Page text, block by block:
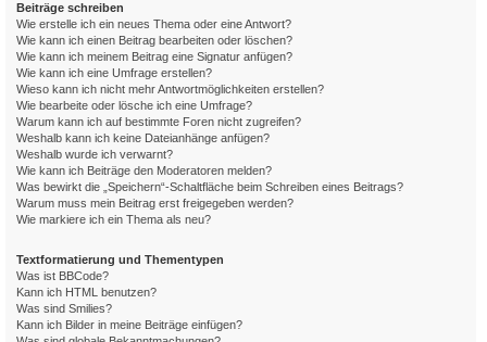
Beiträge schreiben
Wie erstelle ich ein neues Thema oder eine Antwort?
Wie kann ich einen Beitrag bearbeiten oder löschen?
Wie kann ich meinem Beitrag eine Signatur anfügen?
Wie kann ich eine Umfrage erstellen?
Wieso kann ich nicht mehr Antwortmöglichkeiten erstellen?
Wie bearbeite oder lösche ich eine Umfrage?
Warum kann ich auf bestimmte Foren nicht zugreifen?
Weshalb kann ich keine Dateianhänge anfügen?
Weshalb wurde ich verwarnt?
Wie kann ich Beiträge den Moderatoren melden?
Was bewirkt die „Speichern“-Schaltfläche beim Schreiben eines Beitrags?
Warum muss mein Beitrag erst freigegeben werden?
Wie markiere ich ein Thema als neu?
Textformatierung und Thementypen
Was ist BBCode?
Kann ich HTML benutzen?
Was sind Smilies?
Kann ich Bilder in meine Beiträge einfügen?